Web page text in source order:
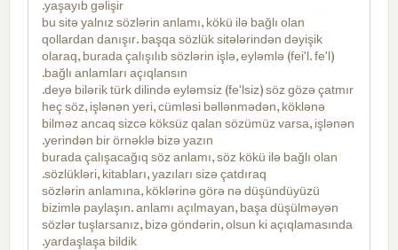
yaşayıb gəlişir.
bu sitə yalnız sözlərin anlamı, kökü ilə bağlı olan
qollardan danışır. başqa sözlük sitələrindən dəyişik
olaraq, burada çalışılıb sözlərin işlə, eyləmlə (fei'l. fe'l)
bağlı anlamları açıqlansın.
deyə bilərik türk dilində eyləmsiz (fe'lsiz) söz gözə çatmır.
heç söz, işlənən yeri, cümləsi bəllənmədən, köklənə
bilməz ancaq sizcə köksüz qalan sözümüz varsa, işlənən
yerindən bir örnəklə bizə yazın.
burada çalışacağıq söz anlamı, söz kökü ilə bağlı olan
sözlükləri, kitabları, yazıları sizə çatdıraq.
sözlərin anlamına, köklərinə görə nə düşündüyüzü
bizimlə paylaşın. anlamı açılmayan, başa düşülməyən
sözlər tuşlarsanız, bizə göndərin, olsun ki açıqlamasında
yardaşlaşa bildik.